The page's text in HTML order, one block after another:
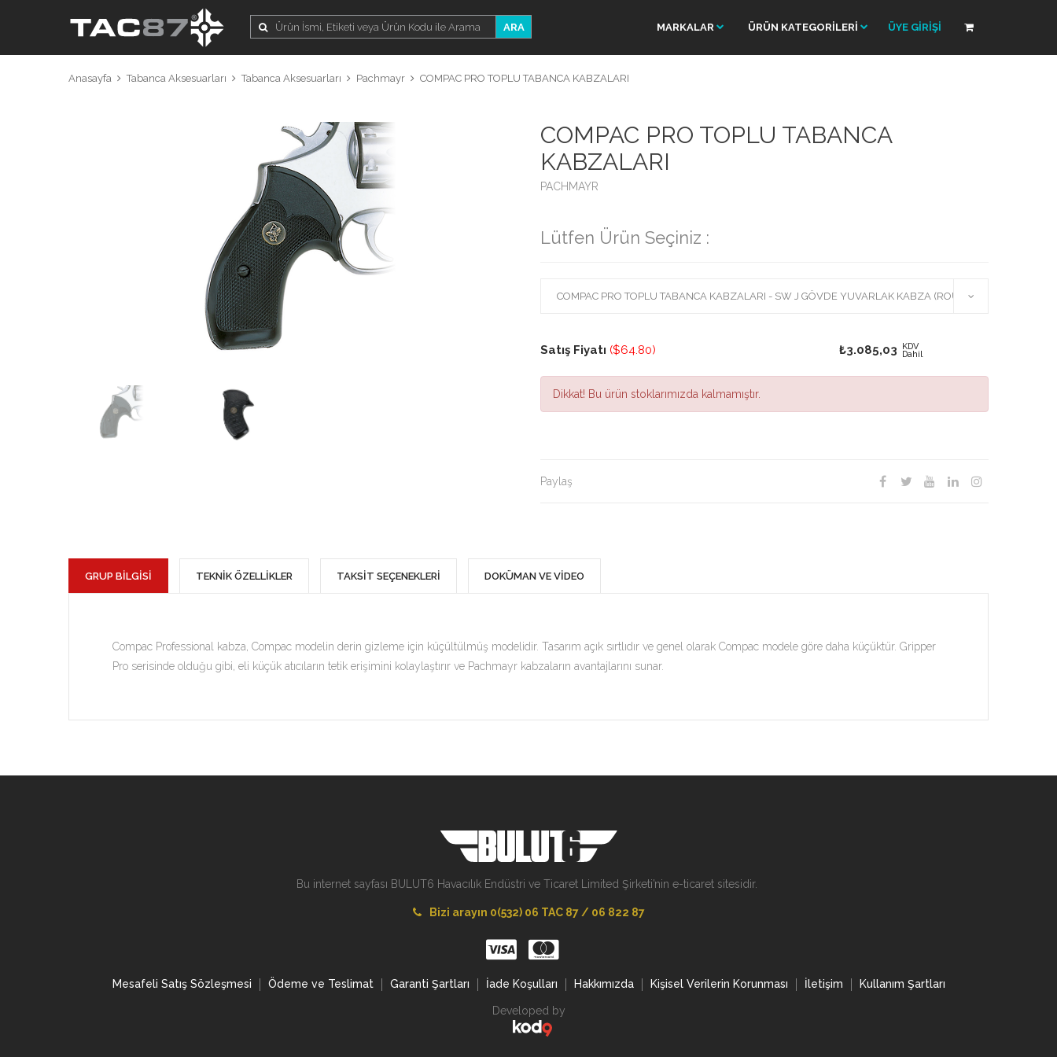
MARKALAR ÜRÜN KATEGORİLERİ ÜYE GİRİŞİ
ARA
Anasayfa Tabanca Aksesuarları Tabanca Aksesuarları Pachmayr COMPAC PRO TOPLU TABANCA KABZALARI
COMPAC PRO TOPLU TABANCA
KABZALARI
PACHMAYR
Lütfen Ürün Seçiniz :
Satış Fiyatı ($64.80) ₺3.085,03 KDV
Dahil
Dikkat! Bu ürün stoklarımızda kalmamıştır.
Paylaş
GRUP BİLGİSİ TEKNİK ÖZELLİKLER TAKSİT SEÇENEKLERİ DOKÜMAN VE VİDEO
Compac Professional kabza, Compac modelin derin gizleme için küçültülmüş modelidir. Tasarım açık sırtlıdır ve genel olarak Compac modele göre daha küçüktür. Gripper
Pro serisinde olduğu gibi, eli küçük atıcıların tetik erişimini kolaylaştırır ve Pachmayr kabzaların avantajlarını sunar.
Bu internet sayfası BULUT6 Havacılık Endüstri ve Ticaret Limited Şirketi’nin e-ticaret sitesidir.
Bizi arayın 0(532) 06 TAC 87 / 06 822 87
Mesafeli Satış Sözleşmesi Ödeme ve Teslimat Garanti Şartları İade Koşulları Hakkımızda Kişisel Verilerin Korunması İletişim Kullanım Şartları
Developed by